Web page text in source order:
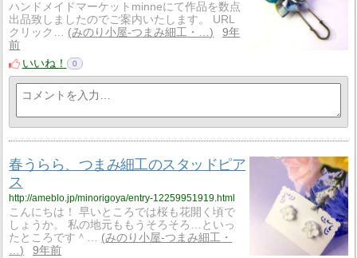
ハンドメイドマーケットminneにて作品を数点
出品致しましたのでご案内いたします。 URL
クリック…
みのり小屋-つまみ細工・…
9年
前
いいね！
0
春うらら、つまみ細工のスタッドピア
ス
http://ameblo.jp/minorigoya/entry-12259951919.html
こんにちは！ 早いところでは桜も花開く頃で
しょうか。 私の地元ももうそろそろ…といっ
たところです＾…
みのり小屋-つまみ細工・
…
9年前